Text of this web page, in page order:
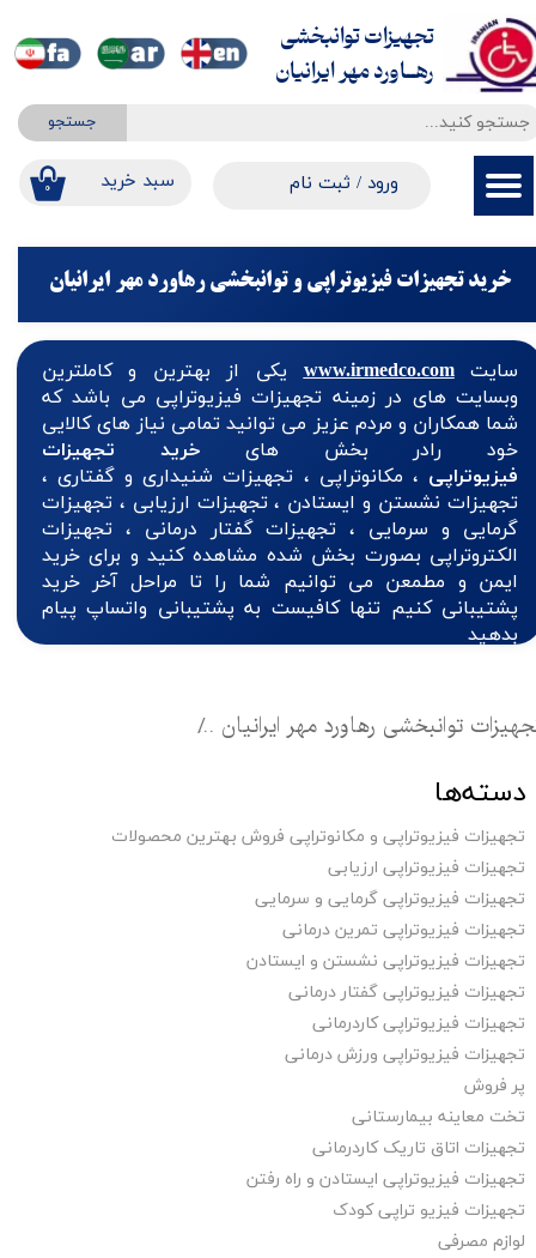
جستجو
۰ ​​سبد خرید ورود / ثبت نام
حساب کاربری من
سفارشات
خروج از حساب کاربری
تجهیزات توانبخشی
​​​​​​​رهــاورد مهر ایرانیان
سایتwww.irmedco.comیکی از بهترین و کاملترین
وبسایت های در زمینه تجهیزات فیزیوتراپی می باشد که
شما همکاران و مردم عزیز می توانید تمامی نیاز های کالایی
خود رادر بخش های خرید تجهیزات
فیزیوتراپی ، مکانوتراپی ، تجهیزات شنیداری و گفتاری ،
تجهیزات نشستن و ایستادن ، تجهیزات ارزیابی ، تجهیزات
گرمایی و سرمایی ، تجهیزات گفتار درمانی ، تجهیزات
الکتروتراپی بصورت بخش شده مشاهده کنید و برای خرید
ایمن و مطمعن می توانیم شما را تا مراحل آخر خرید
پشتیبانی کنیم تنها کافیست به پشتیبانی واتساپ پیام
بدهید
خرید تجهیزات فیزیوتراپی و توانبخشی رهاورد مهر ایرانیان
توانبخشی رهاورد مهر ایرانیان
دسته‌ها
تجهیزات فیزیوتراپی و مکانوتراپی فروش بهترین محصولات
تجهیزات فیزیوتراپی ارزیابی
تجهیزات فیزیوتراپی گرمایی و سرمایی
تجهیزات فیزیوتراپی تمرین درمانی
تجهیزات فیزیوتراپی نشستن و ایستادن
تجهیزات فیزیوتراپی گفتار درمانی
تجهیزات فیزیوتراپی کاردرمانی
تجهیزات فیزیوتراپی ورزش درمانی
پر فروش
تخت معاینه بیمارستانی
تجهیزات اتاق تاریک کاردرمانی
تجهیزات فیزیوتراپی ایستادن و راه رفتن
تجهیزات فیزیو تراپی کودک
لوازم مصرفی